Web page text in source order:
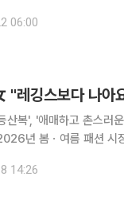
29CM가 서울 성동구 서
06:00
레깅스보다 나아
산복', '애매하고 촌스러
년 봄ㆍ여름 패션 시장의
와 W컨셉 등 주요 플랫
14:26